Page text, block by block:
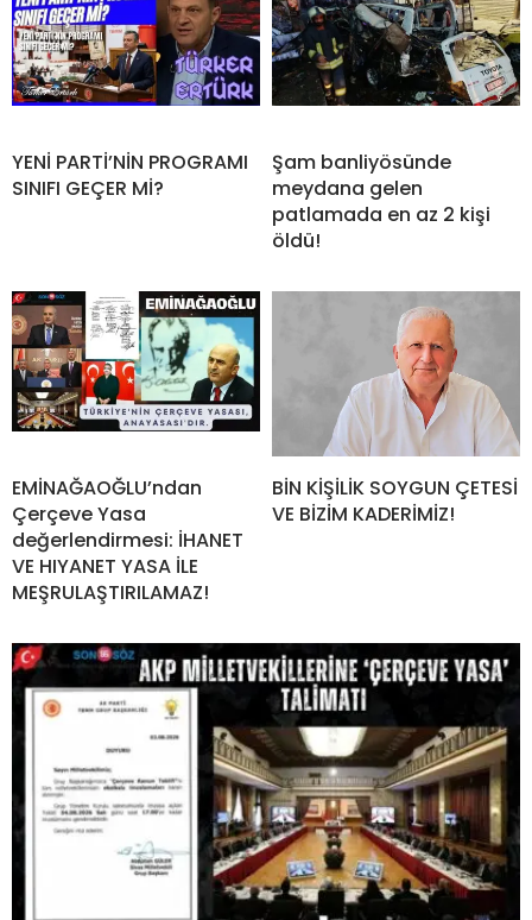
YENİ PARTİ’NİN PROGRAMI
SINIFI GEÇER Mİ?
Şam banliyösünde
meydana gelen
patlamada en az 2 kişi
öldü!
EMİNAĞAOĞLU’ndan
Çerçeve Yasa
değerlendirmesi: İHANET
VE HIYANET YASA İLE
MEŞRULAŞTIRILAMAZ!
BİN KİŞİLİK SOYGUN ÇETESİ
VE BİZİM KADERİMİZ!